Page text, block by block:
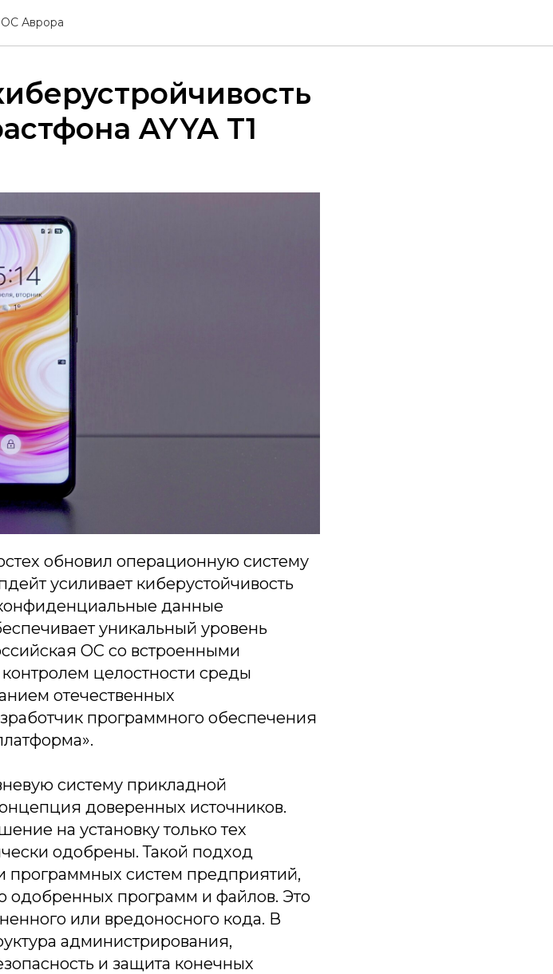
ОС Аврора
AYYA T1
обновил операционную систему
усиливает киберустойчивость
данные
уникальный уровень
ОС со встроенными
целостности среды
отечественных
программного обеспечения
систему прикладной
доверенных источников.
на установку только тех
одобрены. Такой подход
программных систем предприятий,
одобренных программ и файлов. Это
или вредоносного кода. В
администрирования,
и защита конечных